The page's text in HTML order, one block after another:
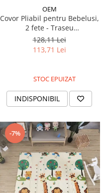
OEM
Covor Pliabil pentru Bebelusi,
2 fete - Traseu
Holiday/Ursuleti,
180/200/0.8cm
128,11 Lei
113,71 Lei
STOC EPUIZAT
INDISPONIBIL
-7%